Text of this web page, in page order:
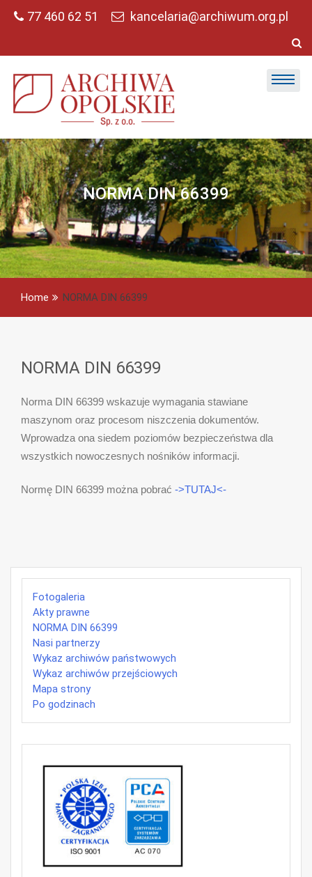
77 460 62 51 kancelaria@archiwum.org.pl
NORMA DIN 66399
Home NORMA DIN 66399
NORMA DIN 66399
Norma DIN 66399 wskazuje wymagania stawiane
maszynom oraz procesom niszczenia dokumentów.
Wprowadza ona siedem poziomów bezpieczeństwa dla
wszystkich nowoczesnych nośników informacji.
Normę DIN 66399 można pobrać ->TUTAJ<-
Fotogaleria
Akty prawne
NORMA DIN 66399
Nasi partnerzy
Wykaz archiwów państwowych
Wykaz archiwów przejściowych
Mapa strony
Po godzinach